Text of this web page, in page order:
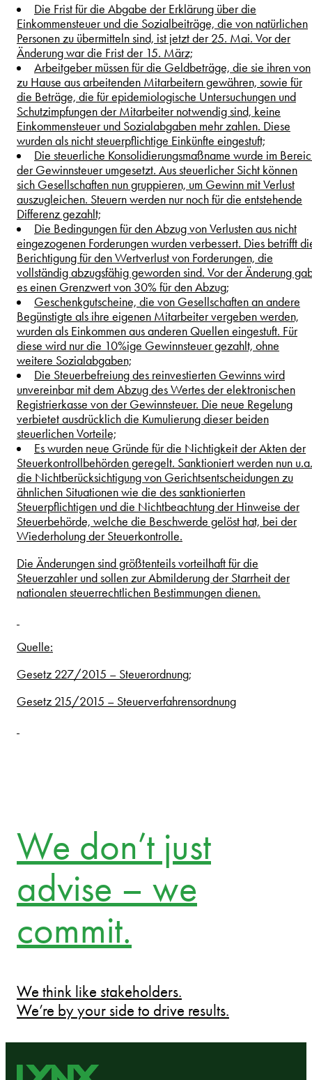
Die Frist für die Abgabe der Erklärung über die
Einkommensteuer und die Sozialbeiträge, die von natürlichen
Personen zu übermitteln sind, ist jetzt der 25. Mai. Vor der
Änderung war die Frist der 15. März;
Arbeitgeber müssen für die Geldbeträge, die sie ihren von
zu Hause aus arbeitenden Mitarbeitern gewähren, sowie für
die Beträge, die für epidemiologische Untersuchungen und
Schutzimpfungen der Mitarbeiter notwendig sind, keine
Einkommensteuer und Sozialabgaben mehr zahlen. Diese
wurden als nicht steuerpflichtige Einkünfte eingestuft;
Die steuerliche Konsolidierungsmaßname wurde im
der Gewinnsteuer umgesetzt. Aus steuerlicher Sicht können
sich Gesellschaften nun gruppieren, um Gewinn mit Verlust
auszugleichen. Steuern werden nur noch für die entstehende
Differenz gezahlt;
Die Bedingungen für den Abzug von Verlusten aus nicht
eingezogenen Forderungen wurden verbessert. Dies betrifft
Berichtigung für den Wertverlust von Forderungen, die
vollständig abzugsfähig geworden sind. Vor der Änderung
es einen Grenzwert von 30% für den Abzug;
Geschenkgutscheine, die von Gesellschaften an andere
Begünstigte als ihre eigenen Mitarbeiter vergeben werden,
wurden als Einkommen aus anderen Quellen eingestuft. Für
diese wird nur die 10%ige Gewinnsteuer gezahlt, ohne
weitere Sozialabgaben;
Die Steuerbefreiung des reinvestierten Gewinns wird
unvereinbar mit dem Abzug des Wertes der elektronischen
Registrierkasse von der Gewinnsteuer. Die neue Regelung
verbietet ausdrücklich die Kumulierung dieser beiden
steuerlichen Vorteile;
Es wurden neue Gründe für die Nichtigkeit der Akten der
Steuerkontrollbehörden geregelt. Sanktioniert werden nun u.a.
die Nichtberücksichtigung von Gerichtsentscheidungen zu
ähnlichen Situationen wie die des sanktionierten
Steuerpflichtigen und die Nichtbeachtung der Hinweise der
Steuerbehörde, welche die Beschwerde gelöst hat, bei der
Wiederholung der Steuerkontrolle.
Die Änderungen sind größtenteils vorteilhaft für die
Steuerzahler und sollen zur Abmilderung der Starrheit der
nationalen steuerrechtlichen Bestimmungen dienen.
Quelle:
Gesetz 227/2015 – Steuerordnung;
Gesetz 215/2015 – Steuerverfahrensordnung
We don’t just
advise – we
commit.
We think like stakeholders.
We’re by your side to drive results.